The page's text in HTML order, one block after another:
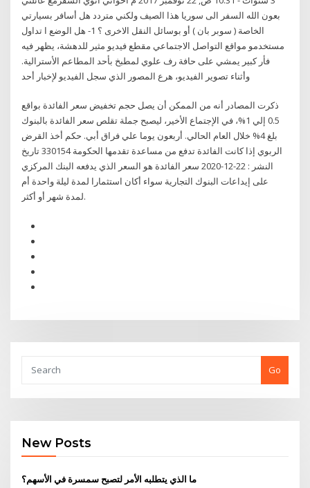
بعون الله السفر الى سوريا هذا الصيف ولكني متردد هل أسافر بسيارتي
الخاصة ( سوبر بان ) أو بوسائل النقل الاخرى ؟ 1- هل الوضع ا تداول
مستخدمو مواقع التواصل الاجتماعي مقطع فيديو مثير للدهشة، يظهر فيه
فأر كبير يمشي على حافة رف علوي لمطبخ بأحد المطاعم الأسترالية.
وأثناء تصوير الفيديو، هرع المصور الذي سجل الفيديو لإخبار أحد
ذكرت المصادر أنه من الممكن أن يصل حجم تخفيض سعر الفائدة بواقع
0.5 إلي 1%، في الإجتماع الأخير، ليصبح جملة تقلص سعر الفائدة بالبنوك
بلغ 4% خلال العام الحالي. أربعون يوما علي فراق أبي. حكم أخذ القرض
الربوي إذا كانت الفائدة تدفع من مساعدة تقدمها الحكومة 330154 تاريخ
النشر : 22-12-2020 سعر الفائدة هو السعر الذي يدفعه البنك المركزي
على إيداعات البنوك التجارية سواء أكان استثمارا لمدة ليلة واحدة أم
لمدة شهر أو أكثر.
Go
New Posts
ما الذي يتطلبه الأمر لتصبح سمسرة في الأسهم؟